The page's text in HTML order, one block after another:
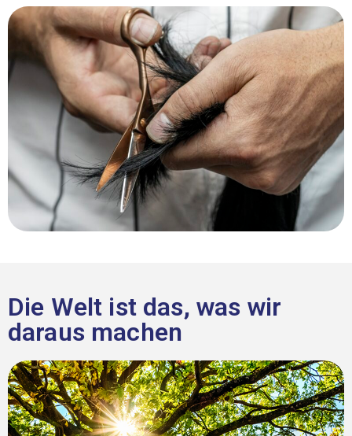
Die Welt ist das, was wir
daraus machen